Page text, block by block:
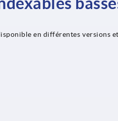
en différentes versions